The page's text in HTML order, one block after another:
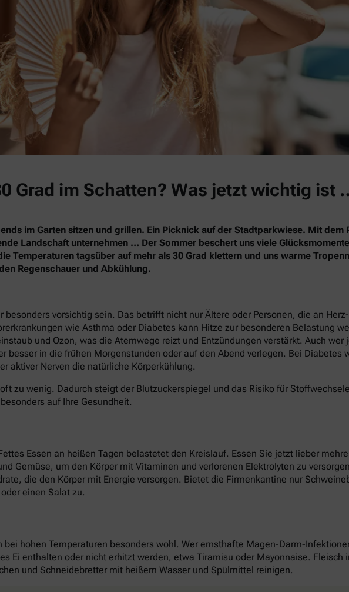
Grad im Schatten? Was jetzt wichtig ist
im Garten sitzen und grillen. Ein Picknick auf der Stadtparkwiese. Mit dem
Landschaft unternehmen … Der Sommer beschert uns viele
Temperaturen tagsüber auf mehr als 30 Grad klettern und uns warme
Regenschauer und Abkühlung.
vorsichtig sein. Das betrifft nicht nur Ältere oder Personen, die an
wie Asthma oder Diabetes kann Hitze zur besonderen Belastung
und Ozon, was die Atemwege reizt und Entzündungen verstärkt. Auch wer
besser in die frühen Morgenstunden oder auf den Abend verlegen. Bei Diabetes
aktiver Nerven die natürliche Körperkühlung.
zu wenig. Dadurch steigt der Blutzuckerspiegel und das Risiko für
auf Ihre Gesundheit.
Essen an heißen Tagen belastetet den Kreislauf. Essen Sie jetzt lieber
Gemüse, um den Körper mit Vitaminen und verlorenen Elektrolyten zu
die den Körper mit Energie versorgen. Bietet die Firmenkantine nur
einen Salat zu.
hohen Temperaturen besonders wohl. Wer ernsthafte Magen-Darm-
Ei enthalten oder nicht erhitzt werden, etwa Tiramisu oder Mayonnaise. Fleisch
und Schneidebretter mit heißem Wasser und Spülmittel reinigen.